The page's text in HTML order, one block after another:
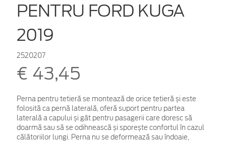
PENTRU FORD KUGA
2019
2520207
€ 43,45
Perna pentru tetieră se montează de orice tetieră și este
folosită ca pernă laterală, oferă suport pentru partea
laterală a capului și gât pentru pasagerii care doresc să
doarmă sau să se odihnească și sporește confortul în cazul
călătoriilor lungi. Perna nu se deformează sau îndoaie,